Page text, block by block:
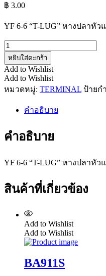
฿ 3.00
YF 6-6 “T-LUG” หางปลาหั
จำนวน
YF
6-
6
ชิ้น
หยิบใส่ตะกร้า
Add to Wishlist
Add to Wishlist
หมวดหมู่: TERMINAL ป้ายก
คำอธิบาย
คำอธิบาย
YF 6-6 “T-LUG” หางปลาหั
สินค้าที่เกี่ยวข้อง
Add to Wishlist
Add to Wishlist
BA911S